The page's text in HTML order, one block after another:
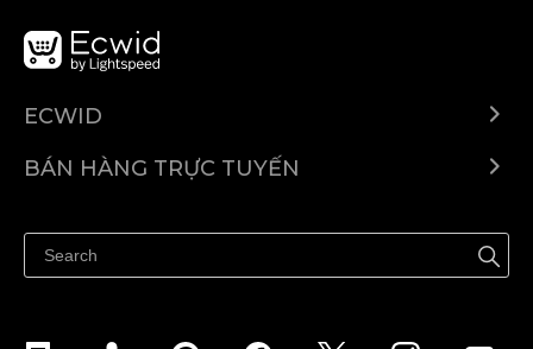
ECWID
Trung tâm trợ giúp
BÁN HÀNG TRỰC TUYẾN
Quảng bá ở bất cứ đâu
Kiểm soát mọi thứ